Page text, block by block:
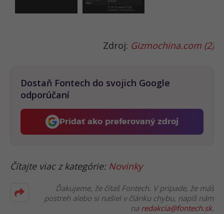
Zdroj: Gizmochina.com (2)
Dostaň Fontech do svojich Google
odporúčaní
Pridať ako preferovaný zdroj
Fontech, odkaz sa otvorí v
Čítajte viac z kategórie: Novinky
Ďakujeme, že čítaš Fontech. V prípade, že máš
postreh alebo si našiel v článku chybu, napíš nám
na redakcia@fontech.sk.